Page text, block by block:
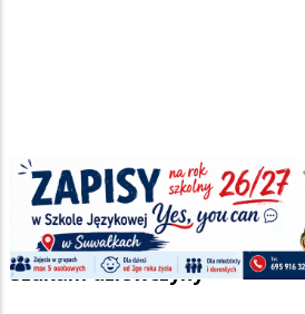
Ścieżka
nawigacyjna
Strona główna/Ogłoszenia /
FacebookPinterest
Szukam dziewczyny